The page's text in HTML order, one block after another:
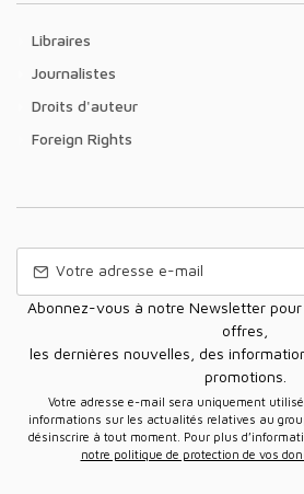
Libraires
Journalistes
Droits d'auteur
Foreign Rights
Abonnez-vous à notre Newsletter pour recevoir nos nouvelles
offres,
les dernières nouvelles, des
promotions.
Votre adresse e-mail sera uniquement utilisée pour vous envoyer des
informations sur les actualités relatives au
désinscrire à tout moment. Pour plus
notre politique de protection de vos